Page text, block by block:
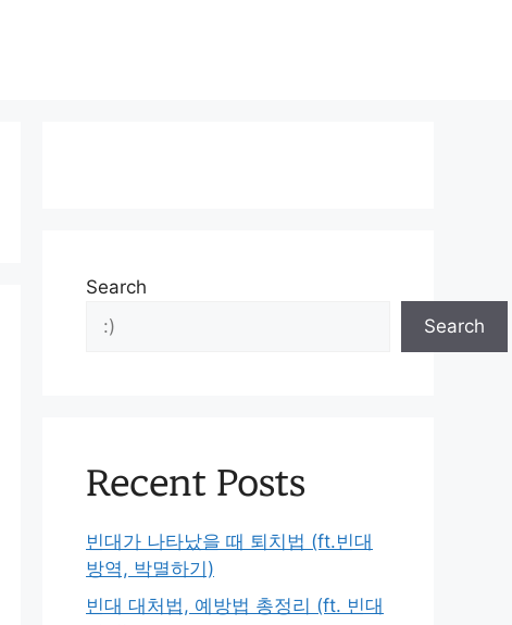
Search
Search
Recent Posts
빈대가 나타났을 때 퇴치법 (ft.빈대
방역, 박멸하기)
빈대 대처법, 예방법 총정리 (ft. 빈대